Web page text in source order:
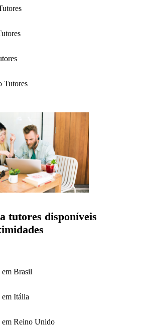
Tutores
tutores disponíveis
em Brasil
em Itália
em Reino Unido